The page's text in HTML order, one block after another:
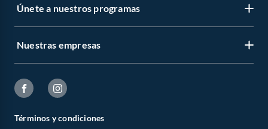
Únete a nuestros programas
Nuestras empresas
Términos y condiciones